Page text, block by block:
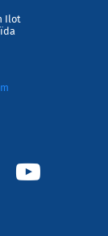
Ilot